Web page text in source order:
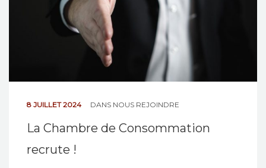
8 JUILLET 2024 DANS NOUS REJOINDRE
La Chambre de Consommation
recrute !